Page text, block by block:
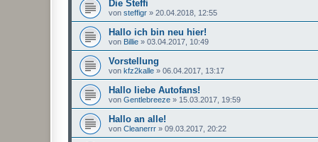
Die Steffi
von steffigr » 20.04.2018, 12:55
Hallo ich bin neu hier!
von Billie » 03.04.2017, 10:49
Vorstellung
von kfz2kalle » 06.04.2017, 13:17
Hallo liebe Autofans!
von Gentlebreeze » 15.03.2017, 19:59
Hallo an alle!
von Cleanerrr » 09.03.2017, 20:22